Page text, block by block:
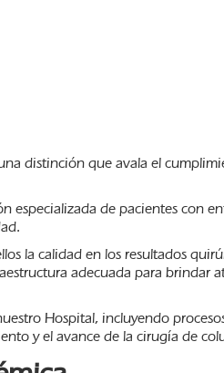
distinción que avala el
especializada de pacientes con
la calidad en los resultados
adecuada para brindar
Hospital, incluyendo
y el avance de la cirugía de